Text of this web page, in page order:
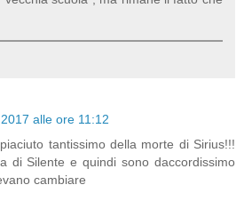
alle ore 11:12
tantissimo della morte di Sirius!!!
di Silente e quindi sono daccordissimo
cambiare